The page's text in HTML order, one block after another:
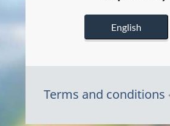
English
Terms and conditions